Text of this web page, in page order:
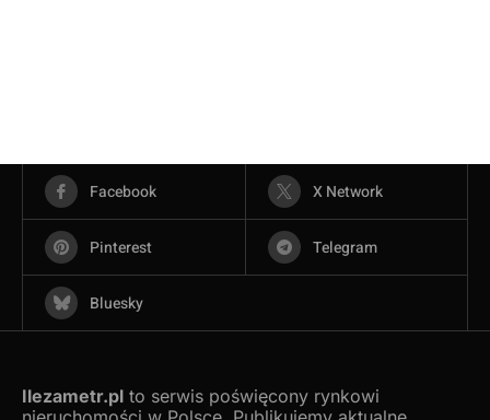
Facebook X Network
Pinterest Telegram
Bluesky
Ilezametr.pl to serwis poświęcony rynkowi